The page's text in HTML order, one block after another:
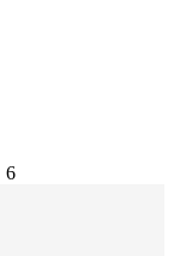
6